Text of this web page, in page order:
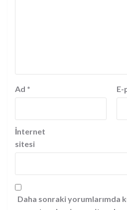
Ad * E-
İnternet
sitesi
Daha sonraki yorumlarımda